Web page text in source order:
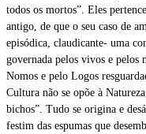
todos os mortos”. Eles
antigo, de que o seu caso de
episódica, claudicante- uma
governada pelos vivos e pelos
Nomos e pelo Logos
Cultura não se opõe à
bichos”. Tudo se origina e
festim das espumas que